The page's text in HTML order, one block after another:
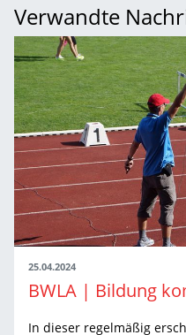
Verwandte
25.04.2024
BWLA | Bildung
In dieser regelmäßig